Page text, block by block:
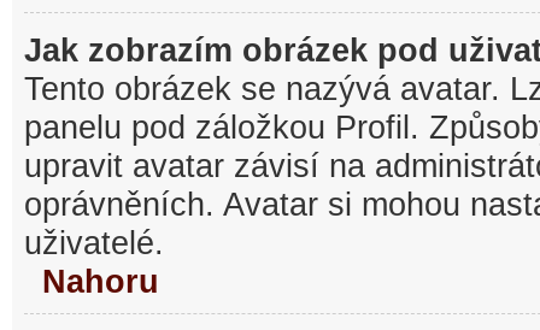
Jak zobrazím obrázek pod
Tento obrázek se nazývá avatar.
panelu pod záložkou Profil.
upravit avatar závisí na
oprávněních. Avatar si mohou
uživatelé.
Nahoru